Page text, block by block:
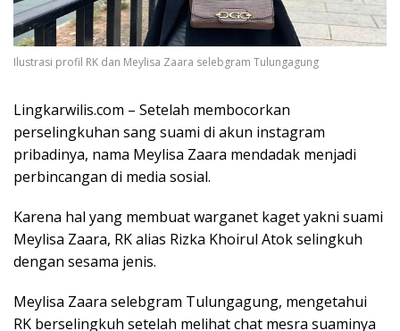
Ilustrasi profil RK dan Meylisa Zaara selebgram Tulungagung
Lingkarwilis.com – Setelah membocorkan
perselingkuhan sang suami di akun instagram
pribadinya, nama Meylisa Zaara mendadak menjadi
perbincangan di media sosial.
Karena hal yang membuat warganet kaget yakni suami
Meylisa Zaara, RK alias Rizka Khoirul Atok selingkuh
dengan sesama jenis.
Meylisa Zaara selebgram Tulungagung, mengetahui
RK berselingkuh setelah melihat chat mesra suaminya